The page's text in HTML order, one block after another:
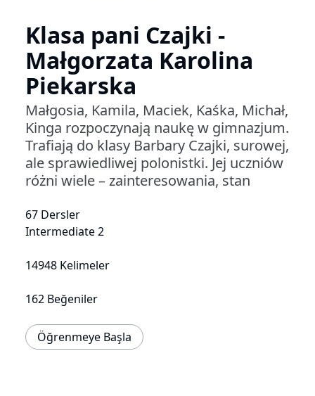
Klasa pani Czajki -
Małgorzata Karolina
Piekarska
Małgosia, Kamila, Maciek, Kaśka, Michał,
Kinga rozpoczynają naukę w gimnazjum.
Trafiają do klasy Barbary Czajki, surowej,
ale sprawiedliwej polonistki. Jej uczniów
różni wiele – zainteresowania, stan
67 Dersler
Intermediate 2
14948 Kelimeler
162 Beğeniler
Öğrenmeye Başla